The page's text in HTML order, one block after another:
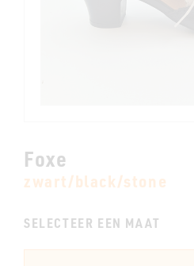
Foxe
zwart/black/stone
SELECTEER EEN MAAT